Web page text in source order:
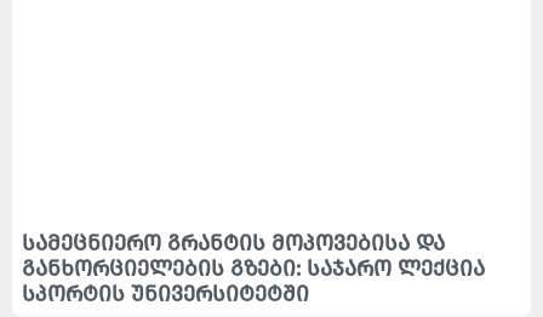
სამეცნიერო გრანტის მოპოვებისა და
განხორციელების გზები: საჯარო ლექცია
სპორტის უნივერსიტეტში